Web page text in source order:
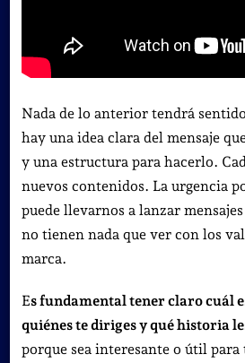
Nada de lo anterior tendrá
hay una idea clara del mensaje
y una estructura para hacerlo.
nuevos contenidos. La urgencia
puede llevarnos a lanzar
no tienen nada que ver con los
marca.
Es fundamental tener claro cuál
quiénes te diriges y qué historia
porque sea interesante o útil